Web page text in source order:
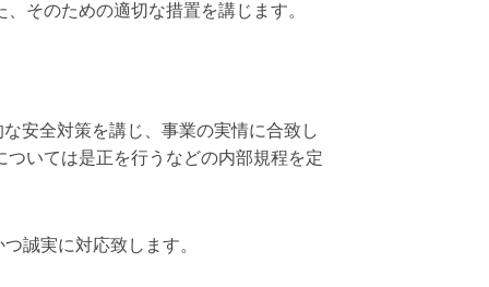
そのための適切な措置を講じます。
安全対策を講じ、事業の実情に合致し
いては是正を行うなどの内部規程を定
誠実に対応致します。